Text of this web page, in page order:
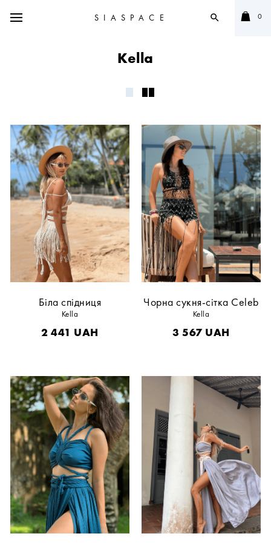
SIASPACE search 0
Kella
Біла спідниця
Kella
2 441 UAH
Чорна сукня-сітка Celeb
Kella
3 567 UAH